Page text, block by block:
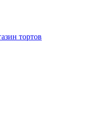
тортов